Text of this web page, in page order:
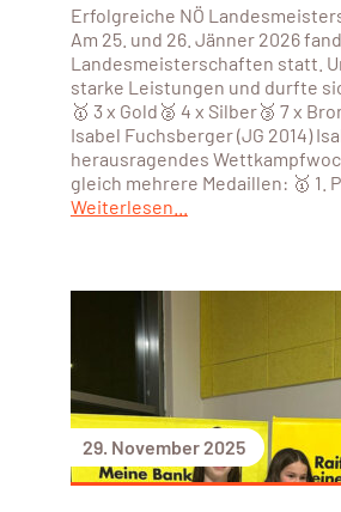
Erfolgreiche NÖ
Am 25. und 26. Jänner 2026
Landesmeisterschaften statt.
starke Leistungen und durfte
🥇 3 x Gold🥈 4 x Silber🥉 7 x
Isabel Fuchsberger (JG 2014)
herausragendes
gleich mehrere Medaillen: 🥇 1.
Weiterlesen...
29. November 2025